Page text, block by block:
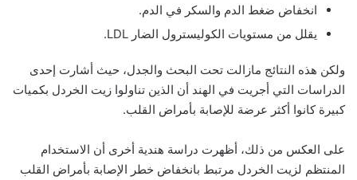
انخفاض ضغط الدم والسكر في الدم.
يقلل من مستويات الكوليسترول الضار LDL.
ولكن هذه النتائج مازالت تحت البحث والجدل، حيث أشارت إحدى
الدراسات التي أجريت في الهند أن الذين تناولوا زيت الخردل بكميات
كبيرة كانوا أكثر عرضة للإصابة بأمراض القلب.
على العكس من ذلك، أظهرت دراسة هندية أخرى أن الاستخدام
المنتظم لزيت الخردل مرتبط بانخفاض خطر الإصابة بأمراض القلب